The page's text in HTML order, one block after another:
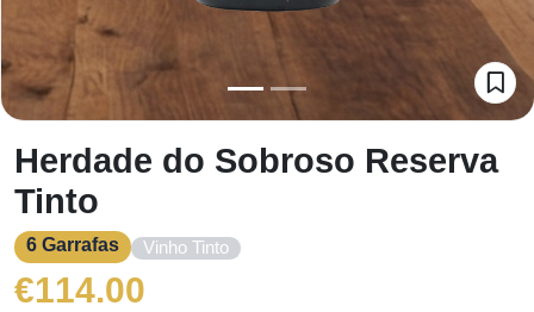
Herdade do Sobroso Reserva
Tinto
6 Garrafas Vinho Tinto
€114.00